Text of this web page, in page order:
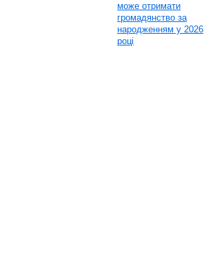
може отримати
громадянство за
народженням у 2026
році